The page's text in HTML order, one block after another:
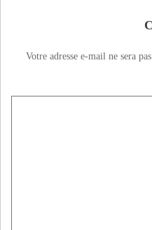
Votre adresse e-mail ne sera